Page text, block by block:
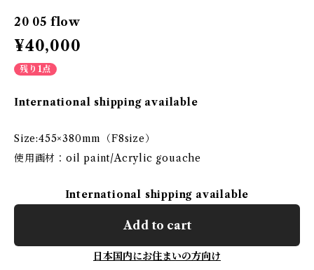
20 05 flow
¥40,000
残り1点
International shipping available
Size:455×380mm（F8size）
使用画材：oil paint/Acrylic gouache
International shipping available
Add to cart
日本国内にお住まいの方向け